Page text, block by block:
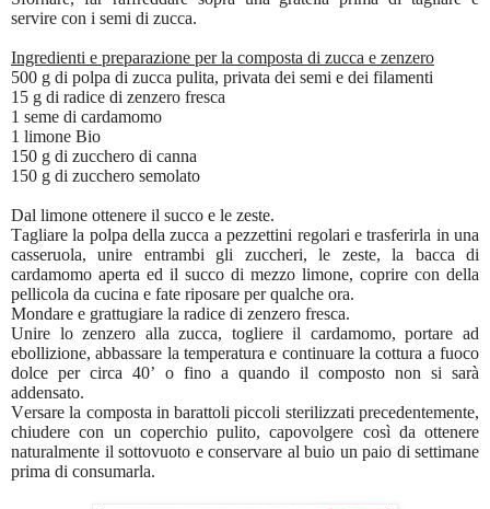
servire con i semi di zucca.
Ingredienti e preparazione per la composta di zucca e zenzero
500 g di polpa di zucca pulita, privata dei semi e dei filamenti
15 g di radice di zenzero fresca
1 seme di cardamomo
1 limone Bio
150 g di zucchero di canna
150 g di zucchero semolato
Dal limone ottenere il succo e le zeste.
Tagliare la polpa della zucca a pezzettini regolari e trasferirla in una
casseruola, unire entrambi gli zuccheri, le zeste, la bacca di
cardamomo aperta ed il succo di mezzo limone, coprire con della
pellicola da cucina e fate riposare per qualche ora.
Mondare e grattugiare la radice di zenzero fresca.
Unire lo zenzero alla zucca, togliere il cardamomo, portare ad
ebollizione, abbassare la temperatura e continuare la cottura a fuoco
dolce per circa 40’ o fino a quando il composto non si sarà
addensato.
Versare la composta in barattoli piccoli sterilizzati precedentemente,
chiudere con un coperchio pulito, capovolgere così da ottenere
naturalmente il sottovuoto e conservare al buio un paio di settimane
prima di consumarla.